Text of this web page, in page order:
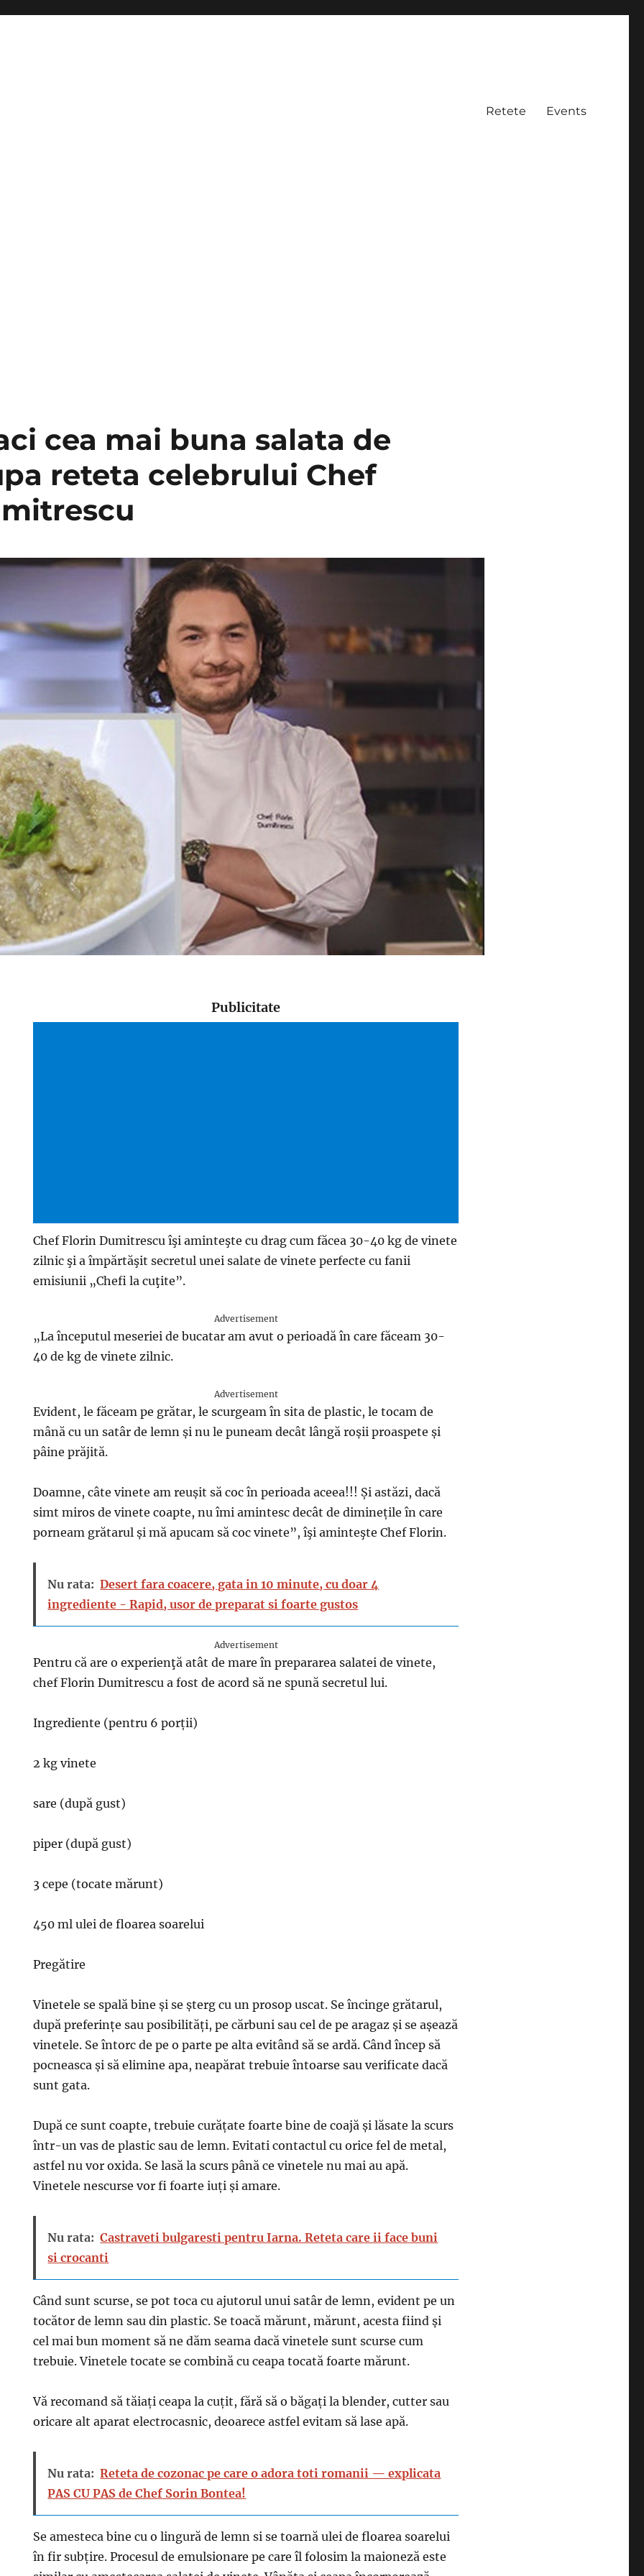
Retete Events
cea mai buna salata de
reteta celebrului Chef
Publicitate
Chef Florin Dumitrescu îşi aminteşte cu drag cum făcea 30-40 kg de vinete
zilnic şi a împărtăşit secretul unei salate de vinete perfecte cu fanii
emisiunii „Chefi la cuţite”.
Advertisement
„La începutul meseriei de bucatar am avut o perioadă în care făceam 30-
40 de kg de vinete zilnic.
Advertisement
Evident, le făceam pe grătar, le scurgeam în sita de plastic, le tocam de
mână cu un satâr de lemn și nu le puneam decât lângă roșii proaspete și
pâine prăjită.
Doamne, câte vinete am reușit să coc în perioada aceea!!! Și astăzi, dacă
simt miros de vinete coapte, nu îmi amintesc decât de diminețile în care
porneam grătarul și mă apucam să coc vinete”, îşi aminteşte Chef Florin.
Nu rata: Desert fara coacere, gata in 10 minute, cu doar 4
ingrediente - Rapid, usor de preparat si foarte gustos
Advertisement
Pentru că are o experienţă atât de mare în prepararea salatei de vinete,
chef Florin Dumitrescu a fost de acord să ne spună secretul lui.
Ingrediente (pentru 6 porții)
2 kg vinete
sare (după gust)
piper (după gust)
3 cepe (tocate mărunt)
450 ml ulei de floarea soarelui
Pregătire
Vinetele se spală bine și se șterg cu un prosop uscat. Se încinge grătarul,
după preferințe sau posibilități, pe cărbuni sau cel de pe aragaz și se așează
vinetele. Se întorc de pe o parte pe alta evitând să se ardă. Când încep să
pocneasca și să elimine apa, neapărat trebuie întoarse sau verificate dacă
sunt gata.
După ce sunt coapte, trebuie curățate foarte bine de coajă și lăsate la scurs
într-un vas de plastic sau de lemn. Evitati contactul cu orice fel de metal,
astfel nu vor oxida. Se lasă la scurs până ce vinetele nu mai au apă.
Vinetele nescurse vor fi foarte iuți și amare.
Nu rata: Castraveti bulgaresti pentru Iarna. Reteta care ii face buni
si crocanti
Când sunt scurse, se pot toca cu ajutorul unui satâr de lemn, evident pe un
tocător de lemn sau din plastic. Se toacă mărunt, mărunt, acesta fiind și
cel mai bun moment să ne dăm seama dacă vinetele sunt scurse cum
trebuie. Vinetele tocate se combină cu ceapa tocată foarte mărunt.
Vă recomand să tăiați ceapa la cuțit, fără să o băgați la blender, cutter sau
oricare alt aparat electrocasnic, deoarece astfel evitam să lase apă.
Nu rata: Reteta de cozonac pe care o adora toti romanii — explicata
PAS CU PAS de Chef Sorin Bontea!
Se amesteca bine cu o lingură de lemn si se toarnă ulei de floarea soarelui
în fir subțire. Procesul de emulsionare pe care îl folosim la maioneză este